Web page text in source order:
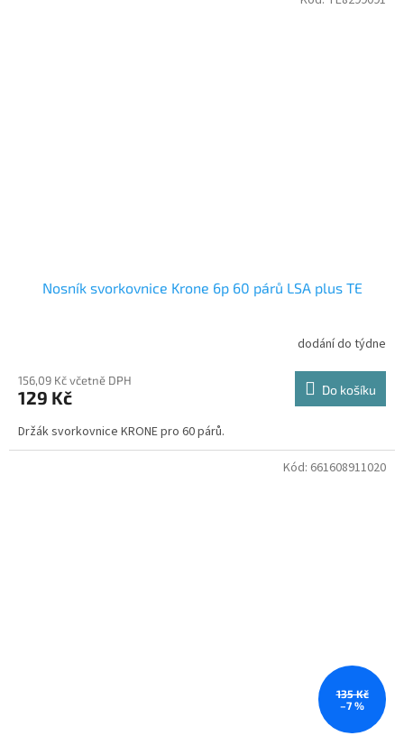
Nosník svorkovnice Krone 6p 60 párů LSA plus TE
dodání do týdne
156,09 Kč včetně DPH
129 Kč Do košíku
Držák svorkovnice KRONE pro 60 párů.
135 Kč
–7 %
Kód: 661608911020